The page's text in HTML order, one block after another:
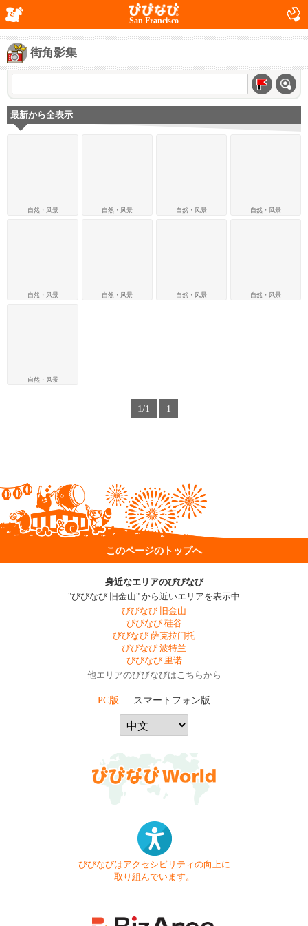
San Francisco
街角影集
最新から全表示
自然・风景
自然・风景
自然・风景
自然・风景
自然・风景
自然・风景
自然・风景
自然・风景
自然・风景
1/1 1
このページのトップへ
身近なエリアのびびなび
"びびなび 旧金山" から近いエリアを表示中
びびなび 旧金山
びびなび 硅谷
びびなび 萨克拉门托
びびなび 波特兰
びびなび 里诺
他エリアのびびなびはこちらから
PC版 スマートフォン版
びびなびはアクセシビリティの向上に
取り組んでいます。